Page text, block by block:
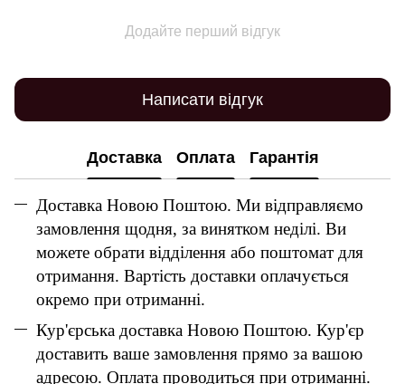
Додайте перший відгук
Написати відгук
Доставка Оплата Гарантія
Доставка Новою Поштою. Ми відправляємо
замовлення щодня, за винятком неділі. Ви
можете обрати відділення або поштомат для
отримання. Вартість доставки оплачується
окремо при отриманні.
Кур'єрська доставка Новою Поштою. Кур'єр
доставить ваше замовлення прямо за вашою
адресою. Оплата проводиться при отриманні.